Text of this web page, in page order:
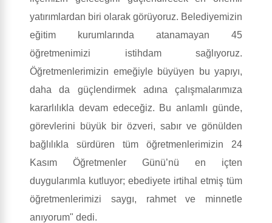
yatırımlardan biri olarak görüyoruz. Belediyemizin
eğitim kurumlarında atanamayan 45
öğretmenimizi istihdam sağlıyoruz.
Öğretmenlerimizin emeğiyle büyüyen bu yapıyı,
daha da güçlendirmek adına çalışmalarımıza
kararlılıkla devam edeceğiz. Bu anlamlı günde,
görevlerini büyük bir özveri, sabır ve gönülden
bağlılıkla sürdüren tüm öğretmenlerimizin 24
Kasım Öğretmenler Günü’nü en içten
duygularımla kutluyor; ebediyete irtihal etmiş tüm
öğretmenlerimizi saygı, rahmet ve minnetle
anıyorum" dedi.